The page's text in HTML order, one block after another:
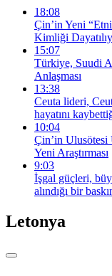
18:08
Çin’in Yeni
Kimliği
15:07
Türkiye, Suudi
Anlaşması
13:38
Ceuta lideri,
hayatını
10:04
Çin’in Ulusötesi
Yeni Araştırması
9:03
İşgal güçleri,
alındığı bir
Letonya